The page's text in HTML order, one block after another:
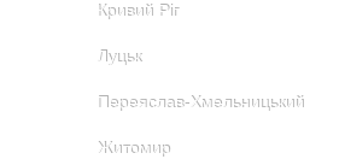
Кривий Ріг
Луцьк
Переяслав-Хмельницький
Житомир